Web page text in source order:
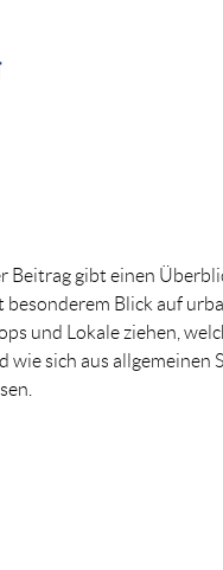
Beitrag gibt einen
besonderem Blick auf
und Lokale ziehen,
wie sich aus allgemeinen